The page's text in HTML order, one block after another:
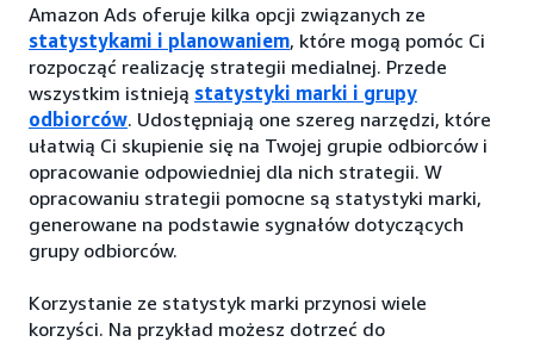
Amazon Ads oferuje kilka opcji związanych ze
statystykami i planowaniem, które mogą pomóc Ci
rozpocząć realizację strategii medialnej. Przede
wszystkim istnieją statystyki marki i grupy
odbiorców. Udostępniają one szereg narzędzi, które
ułatwią Ci skupienie się na Twojej grupie odbiorców i
opracowanie odpowiedniej dla nich strategii. W
opracowaniu strategii pomocne są statystyki marki,
generowane na podstawie sygnałów dotyczących
grupy odbiorców.
Korzystanie ze statystyk marki przynosi wiele
korzyści. Na przykład możesz dotrzeć do